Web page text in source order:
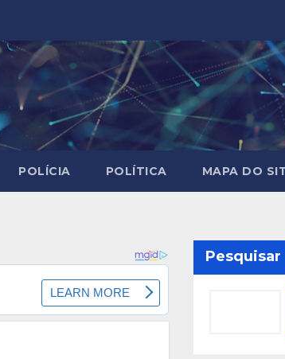
POLÍCIA POLÍTICA MAPA DO
Pesquisar